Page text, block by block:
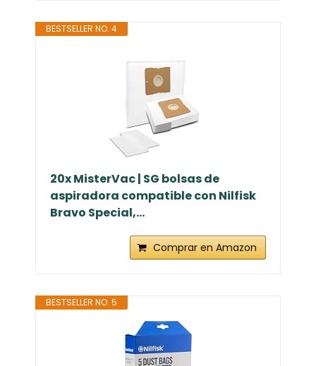
BESTSELLER NO. 4
20x MisterVac | SG bolsas de
aspiradora compatible con Nilfisk
Bravo Special,...
Comprar en Amazon
BESTSELLER NO. 5